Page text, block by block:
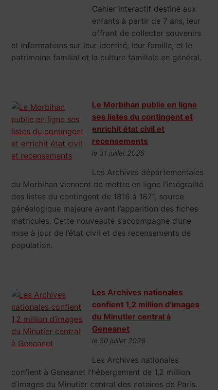
Cahier interactif destiné aux
enfants à partir de 7 ans, leur
offrant de collecter souvenirs
et informations sur leur identité, leur famille, et le
patrimoine familial et la culture familiale en général.
Le Morbihan publie en ligne
ses listes du contingent et
enrichit état civil et
recensements
le 31 juillet 2026
Les Archives départementales
du Morbihan viennent de mettre en ligne l’intégralité
des listes du contingent de 1816 à 1871, source
généalogique majeure avant l’apparition des fiches
matricules. Cette nouveauté s’accompagne d’une
mise à jour de l’état civil et des recensements de
population.
Les Archives nationales
confient 1,2 million d’images
du Minutier central à
Geneanet
le 30 juillet 2026
Les Archives nationales
confient à Geneanet l’hébergement de 1,2 million
d’images du Minutier central des notaires de Paris.